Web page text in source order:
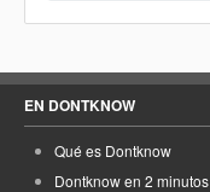
EN DONTKNOW
Qué es Dontknow
Dontknow en 2 minutos